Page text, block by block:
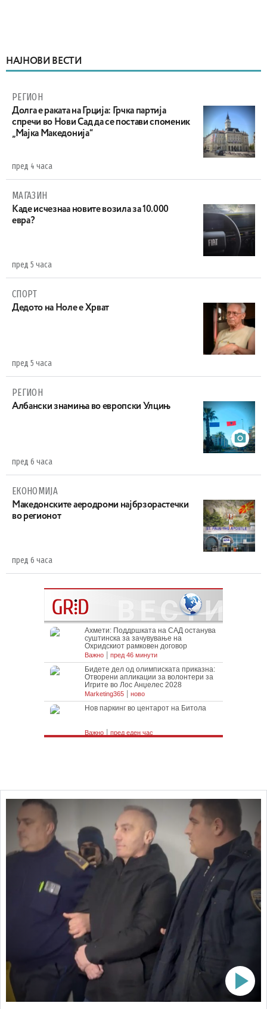
НАЈНОВИ ВЕСТИ
РЕГИОН
Долга е раката на Грција: Грчка партија
спречи во Нови Сад да се постави споменик
„Мајка Македонија“
пред 4 часа
МАГАЗИН
Каде исчезнаа новите возила за 10.000
евра?
пред 5 часа
СПОРТ
Дедото на Ноле е Хрват
пред 5 часа
РЕГИОН
Aлбански знамиња во европски Улцињ
пред 6 часа
ЕКОНОМИЈА
Maкедонските аеродроми најбрзорастечки
во регионот
пред 6 часа